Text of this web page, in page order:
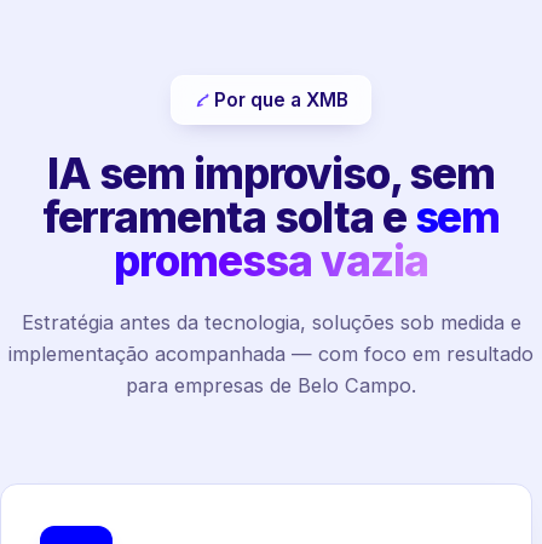
Por que a XMB
IA sem improviso, sem
ferramenta solta esem
promessa vazia
Estratégia antes da tecnologia, soluções sob medida e
implementação acompanhada — com foco em resultado
para empresas de Belo Campo.